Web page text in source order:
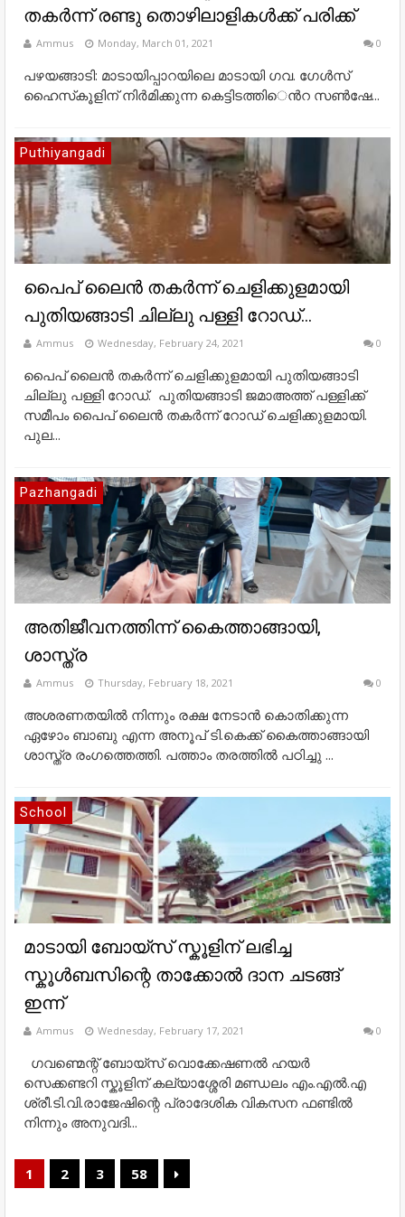
തകര്‍ന്ന്​ രണ്ടു തൊഴിലാളികള്‍ക്ക് പരിക്ക്
Ammus Monday, March 01, 2021 0
പ​ഴ​യ​ങ്ങാ​ടി: മാ​ടാ​യി​പ്പാ​റ​യി​ലെ മാ​ടാ​യി ഗ​വ. ഗേ​ള്‍​സ്
ഹൈ​സ്‌​കൂ​ളി​​ന്​ നി​ര്‍​മി​ക്കു​ന്ന കെ​ട്ടി​ട​ത്തി​‍െന്‍റ സ​ണ്‍​ഷേ...
Puthiyangadi
പൈപ് ലൈൻ തകർന്ന് ചെളിക്കുളമായി
പുതിയങ്ങാടി ചില്ലു പള്ളി റോഡ്...
Ammus Wednesday, February 24, 2021 0
പൈപ് ലൈൻ തകർന്ന് ചെളിക്കുളമായി പുതിയങ്ങാടി
ചില്ലു പള്ളി റോഡ്. പുതിയങ്ങാടി ജമാഅത്ത് പള്ളിക്ക്
സമീപം പൈപ് ലൈൻ തകർന്ന് റോഡ് ചെളിക്കുളമായി.
പുല...
Pazhangadi
അതിജീവനത്തിന്ന് കൈത്താങ്ങായി,
ശാസ്ത്ര
Ammus Thursday, February 18, 2021 0
അശരണതയിൽ നിന്നും രക്ഷ നേടാൻ കൊതിക്കുന്ന
ഏഴോം ബാബു എന്ന അനൂപ് ടി.കെക്ക് കൈത്താങ്ങായി
ശാസ്ത്ര രംഗത്തെത്തി. പത്താം തരത്തിൽ പഠിച്ചു ...
School
മാടായി ബോയ്സ് സ്കൂളിന് ലഭിച്ച
സ്കൂൾബസിന്റെ താക്കോൽ ദാന ചടങ്ങ്
ഇന്ന്
Ammus Wednesday, February 17, 2021 0
ഗവണ്മെന്റ് ബോയ്സ് വൊക്കേഷണൽ ഹയർ
സെക്കണ്ടറി സ്കൂളിന് കല്യാശ്ശേരി മണ്ഡലം എം.എൽ.എ
ശ്രീ.ടി.വി.രാജേഷിന്റെ പ്രാദേശിക വികസന ഫണ്ടിൽ
നിന്നും അനുവദി...
1 2 3 58